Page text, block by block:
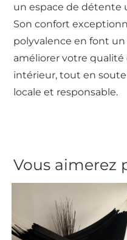
un espace de détente
Son confort
polyvalence en font
améliorer votre
intérieur, tout en
locale et responsable.
Vous aimerez